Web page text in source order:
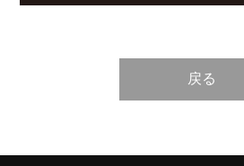
戻る